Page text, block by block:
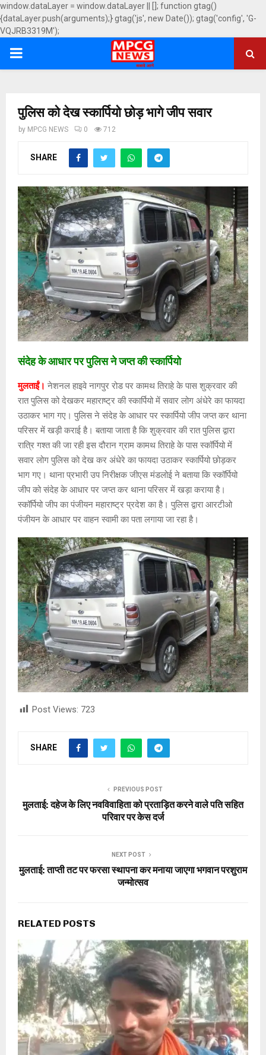
window.dataLayer = window.dataLayer || []; function gtag()
{dataLayer.push(arguments);} gtag('js', new Date()); gtag('config', 'G-
VQJRB3319M');
PRIMARY
पुलिस को देख स्कार्पियो छोड़ भागे जीप सवार
by MPCG NEWS 0 712
SHARE
संदेह के आधार पर पुलिस ने जप्त की स्कार्पियो
मुलताईं। नेशनल हाइवे नागपुर रोड पर कामथ तिराहे के पास शुक्रवार की
रात पुलिस को देखकर महाराष्ट्र की स्कार्पियो में सवार लोग अंधेरे का फायदा
उठाकर भाग गए। पुलिस ने संदेह के आधार पर स्कार्पियो जीप जप्त कर थाना
परिसर में खड़ी कराई है। बताया जाता है कि शुक्रवार की रात पुलिस द्वारा
रात्रि गश्त की जा रही इस दौरान ग्राम कामथ तिराहे के पास स्कॉर्पियो में
सवार लोग पुलिस को देख कर अंधेरे का फायदा उठाकर स्कार्पियो छोड़कर
भाग गए। थाना प्रभारी उप निरीक्षक जीएस मंडलोई ने बताया कि स्कॉर्पियो
जीप को संदेह के आधार पर जप्त कर थाना परिसर में खड़ा कराया है।
स्कॉर्पियो जीप का पंजीयन महाराष्ट्र प्रदेश का है। पुलिस द्वारा आरटीओ
पंजीयन के आधार पर वाहन स्वामी का पता लगाया जा रहा है।
Post Views: 723
SHARE
PREVIOUS POST
मुलताई: दहेज के लिए नवविवाहिता को प्रताड़ित करने वाले पति सहित
परिवार पर केस दर्ज
NEXT POST
मुलताई: ताप्ती तट पर फरसा स्थापना कर मनाया जाएगा भगवान परशुराम
जन्मोत्सव
RELATED POSTS